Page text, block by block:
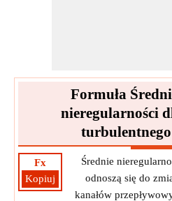
Formuła
nieregularności
Fx
Kopiuj
Średnie
odnoszą się do
kanałów